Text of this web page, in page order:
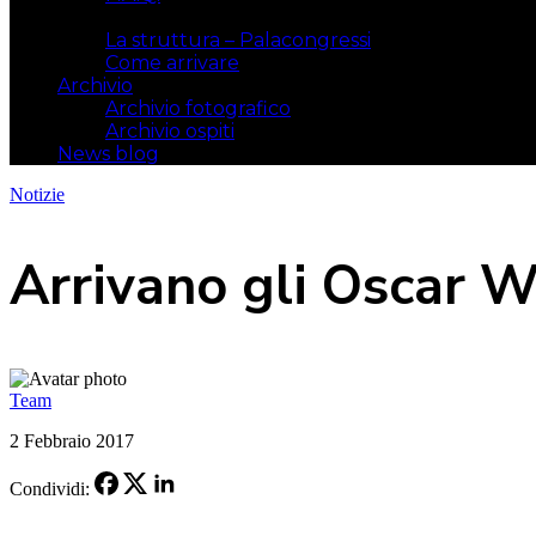
La struttura – Palacongressi
Come arrivare
Archivio
Archivio fotografico
Archivio ospiti
News blog
Notizie
Arrivano gli Oscar
Team
2 Febbraio 2017
Condividi: